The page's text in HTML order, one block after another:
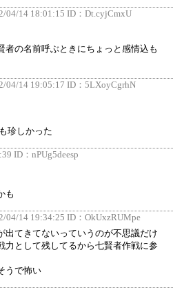
04/14 18:01:15 ID： Dt.cyjCmxU
者の名前呼ぶときにちょっと感情込も
04/14 19:05:17 ID： 5LXoyCgrhN
珍しかった
ID： nPUg5deesp
も
04/14 19:34:25 ID： OkUxzRUMpe
出てきてないっていうのが不思議だけ
力として残してるから七賢者作戦に参
うで怖い